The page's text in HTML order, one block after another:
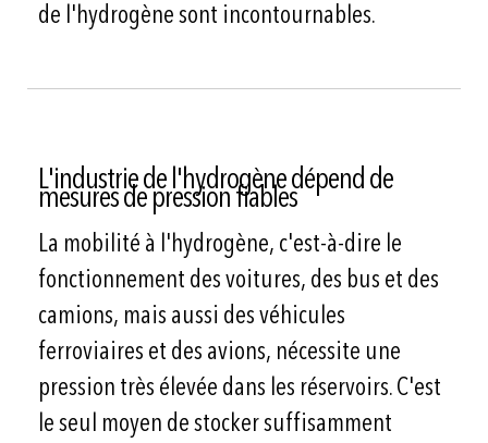
de l'hydrogène sont incontournables.
L'industrie de l'hydrogène dépend de
mesures de pression fiables
La mobilité à l'hydrogène, c'est-à-dire le
fonctionnement des voitures, des bus et des
camions, mais aussi des véhicules
ferroviaires et des avions, nécessite une
pression très élevée dans les réservoirs. C'est
le seul moyen de stocker suffisamment